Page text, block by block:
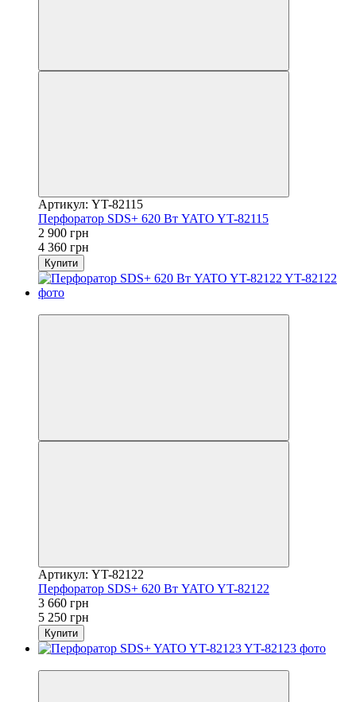
Артикул: YT-82115
Перфоратор SDS+ 620 Вт YATO YT-82115
2 900 грн
4 360 грн
Купити
Артикул: YT-82122
Перфоратор SDS+ 620 Вт YATO YT-82122
3 660 грн
5 250 грн
Купити